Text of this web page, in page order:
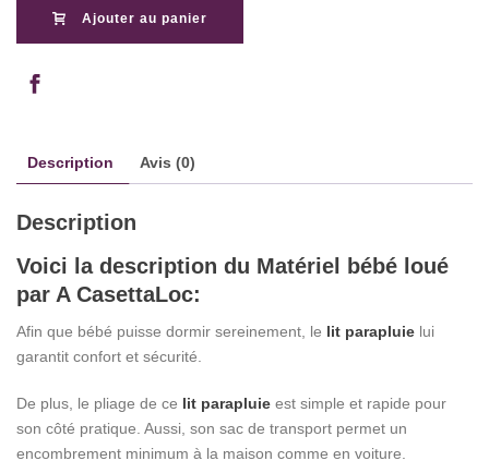
Lit
en
Ajouter au panier
Description Avis (0)
Description
Voici la description du Matériel bébé loué
par A CasettaLoc:
Afin que bébé puisse dormir sereinement, le lit parapluie lui
garantit confort et sécurité.
De plus, le pliage de ce lit parapluie est simple et rapide pour
son côté pratique. Aussi, son sac de transport permet un
encombrement minimum à la maison comme en voiture.